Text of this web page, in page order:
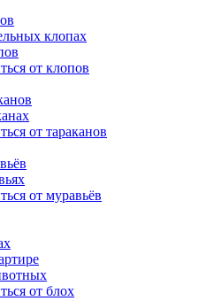
клопах
от клопов
от тараканов
от муравьёв
от блох